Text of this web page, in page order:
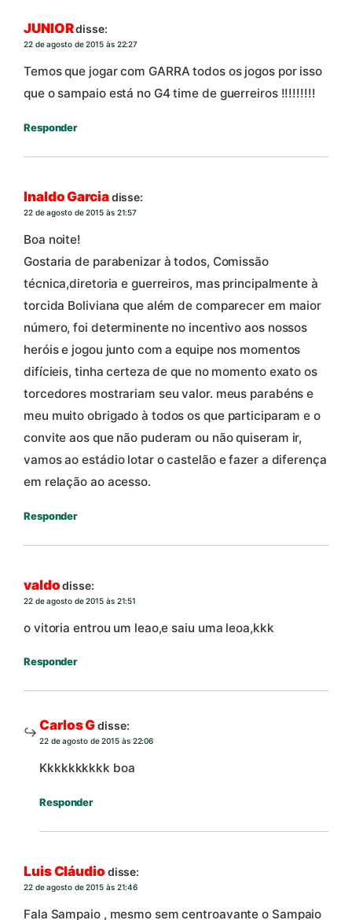
JUNIORdisse:
22 de agosto de 2015 às 22:27
Temos que jogar com GARRA todos os jogos por isso
que o sampaio está no G4 time de guerreiros !!!!!!!!!
Responder
Inaldo Garciadisse:
22 de agosto de 2015 às 21:57
Boa noite!
Gostaria de parabenizar à todos, Comissão
técnica,diretoria e guerreiros, mas principalmente à
torcida Boliviana que além de comparecer em maior
número, foi determinente no incentivo aos nossos
heróis e jogou junto com a equipe nos momentos
difícieis, tinha certeza de que no momento exato os
torcedores mostrariam seu valor. meus parabéns e
meu muito obrigado à todos os que participaram e o
convite aos que não puderam ou não quiseram ir,
vamos ao estádio lotar o castelão e fazer a diferença
em relação ao acesso.
Responder
valdo disse:
22 de agosto de 2015 às 21:51
o vitoria entrou um leao,e saiu uma leoa,kkk
Responder
Carlos Gdisse:
22 de agosto de 2015 às 22:06
Kkkkkkkkkk boa
Responder
Luis Cláudio disse:
22 de agosto de 2015 às 21:46
Fala Sampaio , mesmo sem centroavante o Sampaio